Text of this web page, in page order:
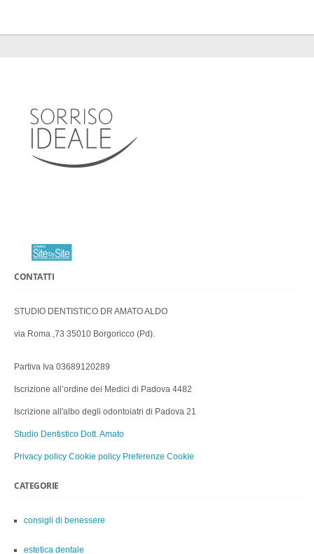
CONTATTI
STUDIO DENTISTICO DR AMATO ALDO
via Roma ,73 35010 Borgoricco (Pd).
Partiva Iva 03689120289
Iscrizione all’ordine dei Medici di Padova 4482
Iscrizione all'albo degli odontoiatri di Padova 21
Studio Dentistico Dott. Amato
Privacy policy Cookie policy Preferenze Cookie
CATEGORIE
consigli di benessere
estetica dentale